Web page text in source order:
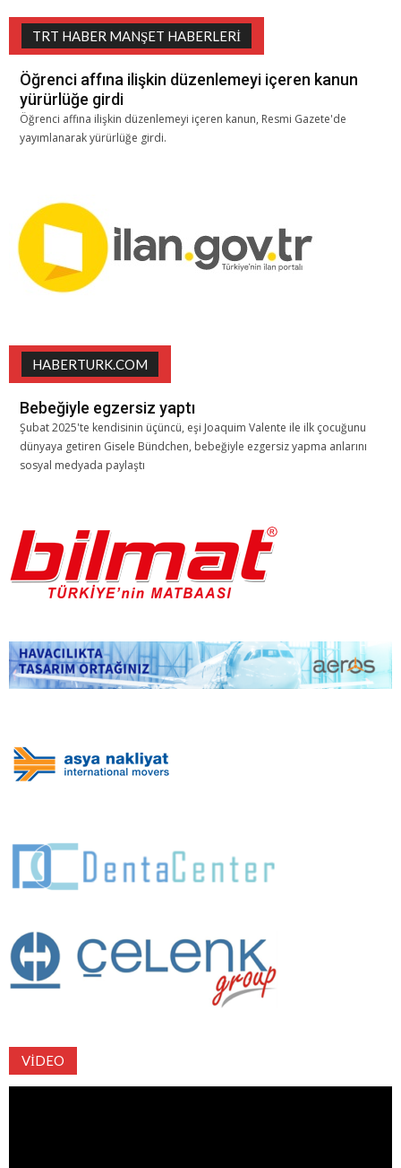
TRT HABER MANŞET HABERLERI
Öğrenci affına ilişkin düzenlemeyi içeren kanun
yürürlüğe girdi
Öğrenci affına ilişkin düzenlemeyi içeren kanun, Resmi Gazete'de
yayımlanarak yürürlüğe girdi.
HABERTURK.COM
Bebeğiyle egzersiz yaptı
Şubat 2025'te kendisinin üçüncü, eşi Joaquim Valente ile ilk çocuğunu
dünyaya getiren Gisele Bündchen, bebeğiyle ezgersiz yapma anlarını
sosyal medyada paylaştı
VIDEO